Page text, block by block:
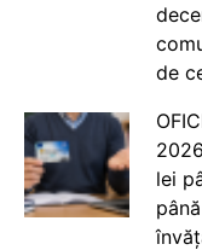
de
lei